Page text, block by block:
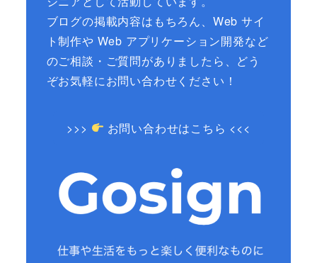
ブログの掲載内容はもちろん、Web サイ
ト制作や Web アプリケーション開発など
のご相談・ご質問がありましたら、どう
ぞお気軽にお問い合わせください！
>>> お問い合わせはこちら <<<